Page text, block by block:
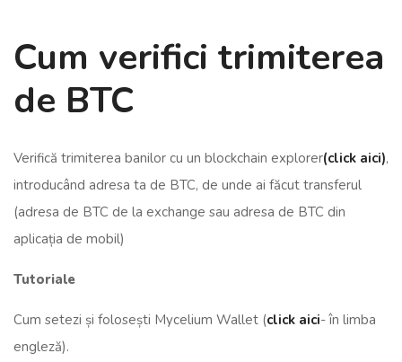
Cum verifici trimiterea
de BTC
Verifică trimiterea banilor cu un blockchain explorer(click aici),
introducând adresa ta de BTC, de unde ai făcut transferul
(adresa de BTC de la exchange sau adresa de BTC din
aplicația de mobil)
Tutoriale
Cum setezi și folosești Mycelium Wallet (click aici- în limba
engleză).